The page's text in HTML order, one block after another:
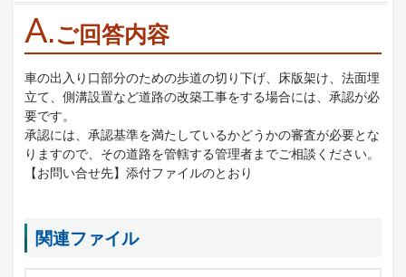
A.ご回答内容
車の出入り口部分のための歩道の切り下げ、床版架け、法面埋
立て、側溝設置など道路の改築工事をする場合には、承認が必
要です。
承認には、承認基準を満たしているかどうかの審査が必要とな
りますので、その道路を管轄する管理者までご相談ください。
【お問い合せ先】添付ファイルのとおり
関連ファイル